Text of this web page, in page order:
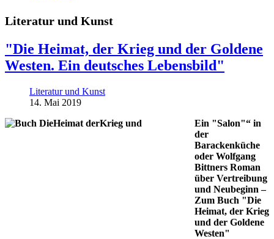
Literatur und Kunst
"Die Heimat, der Krieg und der Goldene
Westen. Ein deutsches Lebensbild"
Literatur und Kunst
14. Mai 2019
Ein "Salon"“ in
der
Barackenküche
oder Wolfgang
Bittners Roman
über Vertreibung
und Neubeginn –
Zum Buch "Die
Heimat, der Krieg
und der Goldene
Westen"